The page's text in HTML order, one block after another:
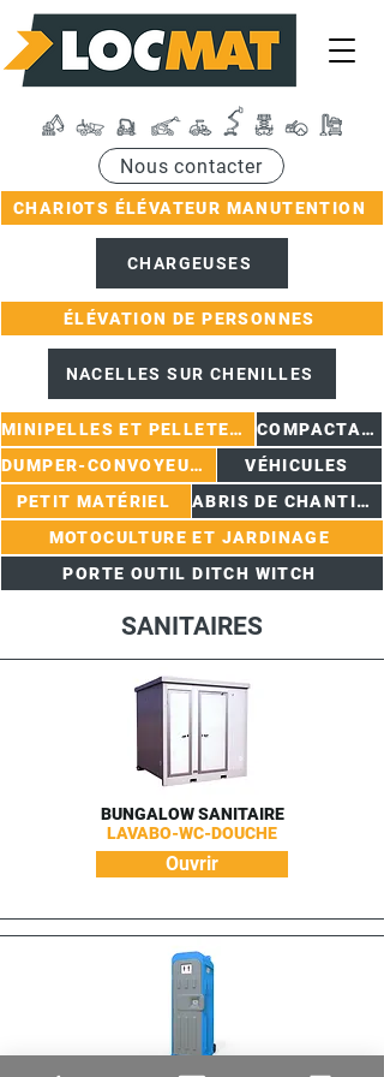
CHARIOTS ÉLÉVATEUR MANUTENTION
ÉLÉVATION DE PERSONNES
MINIPELLES ET PELLETEUSES
COMPACTAGE
DUMPER-CONVOYEURS
VÉHICULES
PETIT MATÉRIEL
ABRIS DE CHANTIER
MOTOCULTURE ET JARDINAGE
PORTE OUTIL DITCH WITCH
Nous contacter
NACELLES SUR CHENILLES
CHARGEUSES
SANITAIRES
BUNGALOW SANITAIRE
LAVABO-WC-DOUCHE
Ouvrir